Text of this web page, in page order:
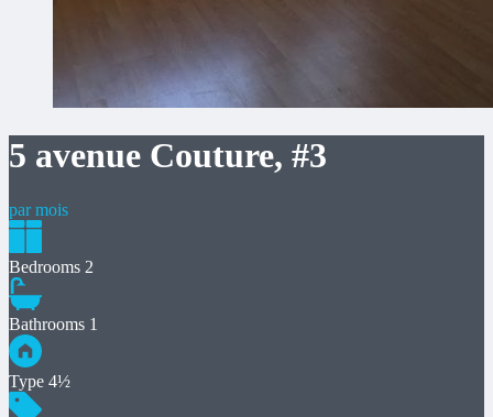
5 avenue Couture, #3
par mois
Bedrooms 2
Bathrooms 1
Type 4½